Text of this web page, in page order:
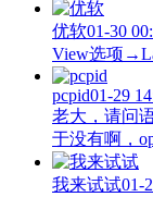
优软01-30
View‌选项
pcpid01-29
老大，请问
于没有啊，
我来试试01-